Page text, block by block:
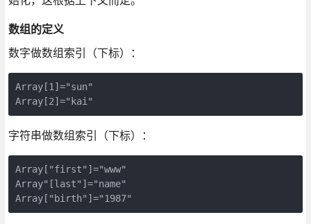
数组的定义
数字做数组索引（下标）：
Array[1]="sun"
Array[2]="kai"
字符串做数组索引（下标）：
Array["first"]="www"
Array"[last"]="name"
Array["birth"]="1987"